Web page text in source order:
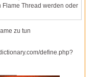
Flame Thread werden oder
zu tun
define.php?